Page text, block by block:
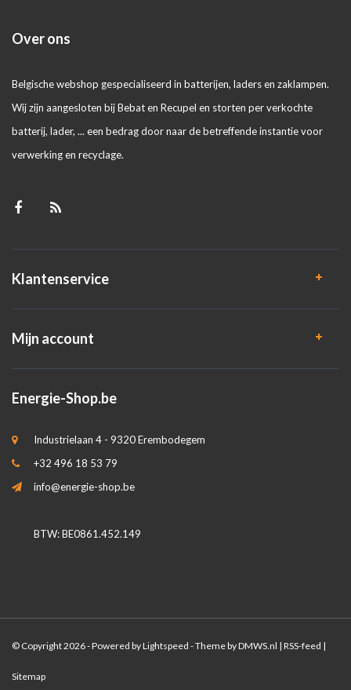
Over ons
Belgische webshop gespecialiseerd in batterijen, laders en zaklampen.
Wij zijn aangesloten bij Bebat en Recupel en storten per verkochte
batterij, lader, ... een bedrag door naar de betreffende instantie voor
verwerking en recyclage.
Klantenservice
Mijn account
Energie-Shop.be
Industrielaan 4 - 9320 Erembodegem
+32 496 18 53 79
info@energie-shop.be
BTW: BE0861.452.149
© Copyright 2026 - Powered byLightspeed - Theme byDMWS.nl | RSS-feed |
Sitemap